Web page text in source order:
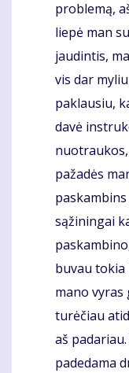
problemą,
liepė man
jaudintis,
vis dar
paklausiu,
davė
pažadės
sąžiningai
buvau tokia
mano vyras
turėčiau
aš
padedama